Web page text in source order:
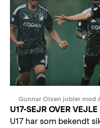
Gunnar Olsen jubler mod
U17-SEJR OVER VEJLE
U17 har som bekendt